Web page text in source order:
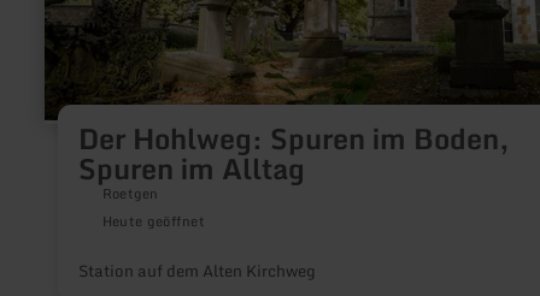
Der Hohlweg: Spuren im Boden,
Spuren im Alltag
Roetgen
Heute geöffnet
Station auf dem Alten Kirchweg